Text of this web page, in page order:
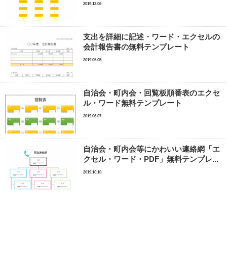
2019.12.06
支出を詳細に記述・ワード・エクセルの
会計報告書の無料テンプレート
2019.06.05
自治会・町内会・回覧板順番表のエクセ
ル・ワード無料テンプレート
2019.06.07
自治会・町内会等にかわいい連絡網「エ
クセル・ワード・PDF」無料テンプレ...
2019.10.10